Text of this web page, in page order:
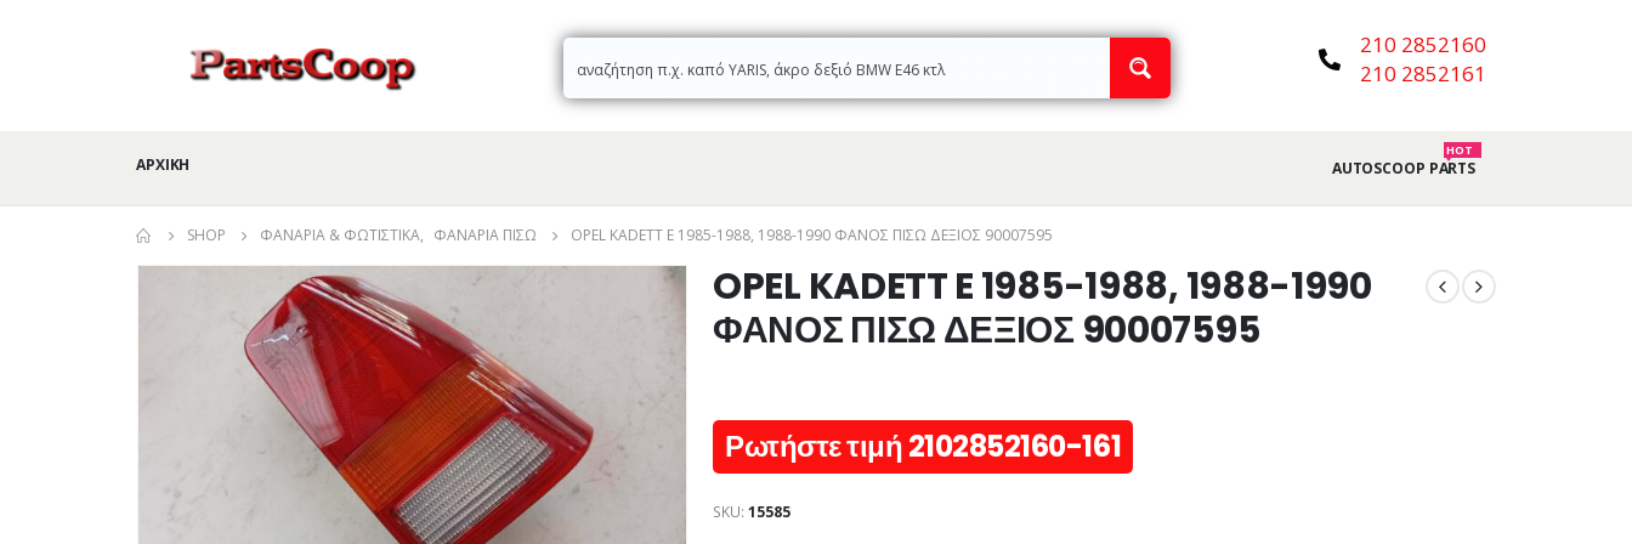
210 2852160
210 2852161
ΑΡΧΙΚΉ AUTOSCOOP PARTS
HOT
SHOP ΦΑΝΆΡΙΑ & ΦΩΤΙΣΤΙΚΆ, ΦΑΝΆΡΙΑ ΠΊΣΩ OPEL KADETT E 1985-1988, 1988-1990 ΦΑΝΟΣ ΠΙΣΩ ΔΕΞΙΟΣ 90007595
OPEL KADETT E 1985-1988, 1988-1990
ΦΑΝΟΣ ΠΙΣΩ ΔΕΞΙΟΣ 90007595
Ρωτήστε τιμή 2102852160-161
SKU: 15585